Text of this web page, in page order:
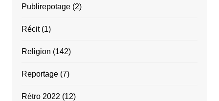
Publirepotage(2)
Récit(1)
Religion (142)
Reportage(7)
Rétro 2022 (12)